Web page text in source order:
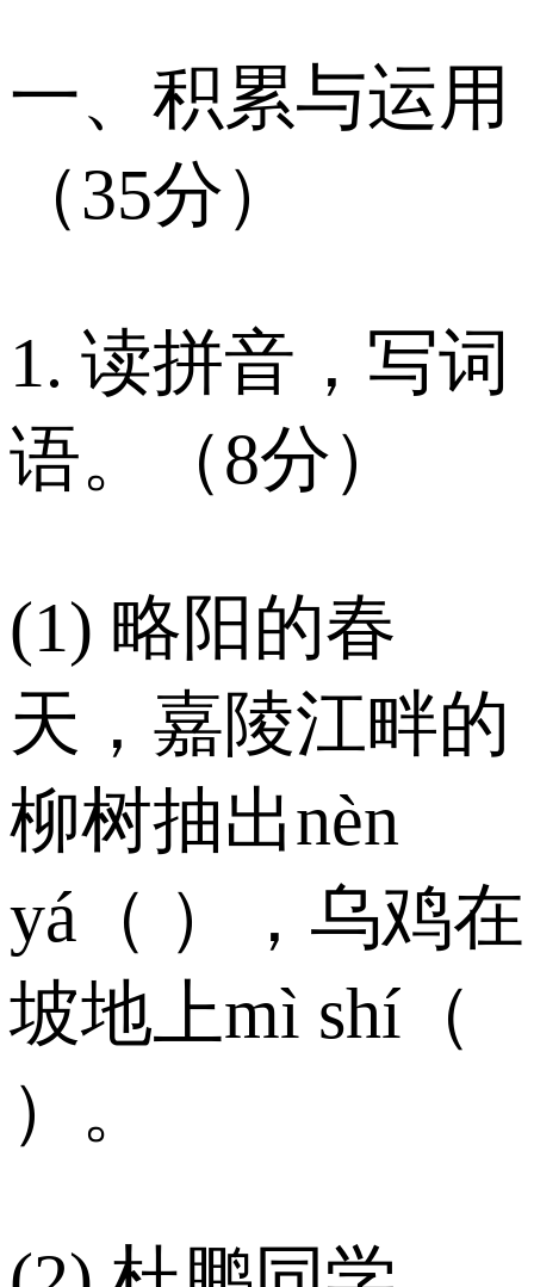
一、积累与运用
（35分）
1. 读拼音，写词
语。（8分）
(1) 略阳的春
天，嘉陵江畔的
柳树抽出nèn
yá（ ），乌鸡在
坡地上mì shí（
）。